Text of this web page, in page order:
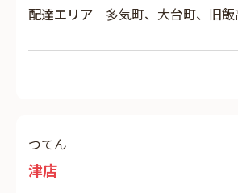
配達エリア 多気町、大台町、旧
つてん
津店